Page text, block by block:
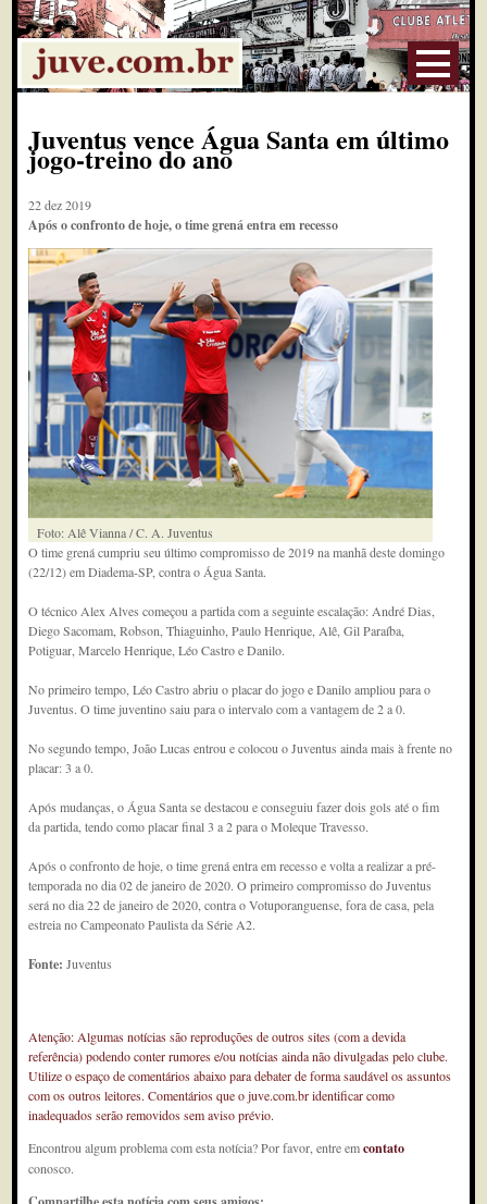
Juventus vence Água Santa em último
jogo-treino do ano
22 dez 2019
Após o confronto de hoje, o time grená entra em recesso
Foto: Alê Vianna / C. A. Juventus
O time grená cumpriu seu último compromisso de 2019 na manhã deste domingo
(22/12) em Diadema-SP, contra o Água Santa.
O técnico Alex Alves começou a partida com a seguinte escalação: André Dias,
Diego Sacomam, Robson, Thiaguinho, Paulo Henrique, Alê, Gil Paraíba,
Potiguar, Marcelo Henrique, Léo Castro e Danilo.
No primeiro tempo, Léo Castro abriu o placar do jogo e Danilo ampliou para o
Juventus. O time juventino saiu para o intervalo com a vantagem de 2 a 0.
No segundo tempo, João Lucas entrou e colocou o Juventus ainda mais à frente no
placar: 3 a 0.
Após mudanças, o Água Santa se destacou e conseguiu fazer dois gols até o fim
da partida, tendo como placar final 3 a 2 para o Moleque Travesso.
Após o confronto de hoje, o time grená entra em recesso e volta a realizar a pré-
temporada no dia 02 de janeiro de 2020. O primeiro compromisso do Juventus
será no dia 22 de janeiro de 2020, contra o Votuporanguense, fora de casa, pela
estreia no Campeonato Paulista da Série A2.
Fonte:Juventus
Atenção: Algumas notícias são reproduções de outros sites (com a devida
referência) podendo conter rumores e/ou notícias ainda não divulgadas pelo clube.
Utilize o espaço de comentários abaixo para debater de forma saudável os assuntos
com os outros leitores. Comentários que o juve.com.br identificar como
inadequados serão removidos sem aviso prévio.
Encontrou algum problema com esta notícia? Por favor, entre emcontato
conosco.